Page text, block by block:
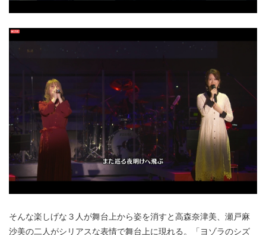
そんな楽しげな３人が舞台上から姿を消すと高森奈津美、瀬戸麻
沙美の二人がシリアスな表情で舞台上に現れる。「ヨゾラのシズ